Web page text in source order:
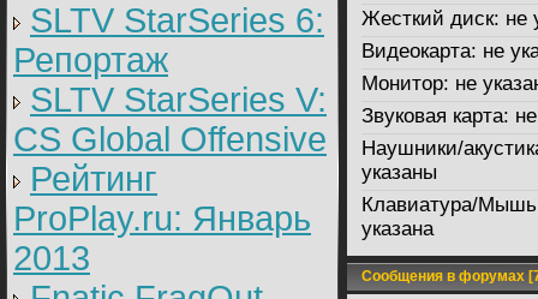
SLTV StarSeries 6:
Репортаж
SLTV StarSeries V:
CS Global Offensive
Рейтинг
ProPlay.ru: Январь
2013
Жесткий диск: не
Видеокарта: не
Монитор: не
Звуковая карта:
Наушники/
указаны
Клавиатура/
указана
Сообщения в форумах